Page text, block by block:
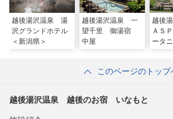
越後湯沢温泉 湯
沢グランドホテル
＜新潟県＞
越後湯沢温泉 一
望千里 御湯宿
中屋
越後
ＡＳ
ータニ
このページのトップ
越後湯沢温泉 越後のお宿 いなもと